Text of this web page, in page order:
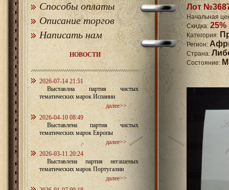
Способы оплаты
Описание торгов
Написать нам
НОВОСТИ
2026-07-14 21:51
Выставлна партия чистых
тематических марок Испании
далее>>
2026-04-10 08:49
Выставлена партия чистых
тематических марок Европы
далее>>
2026-03-11 20:24
Выставлена партия негашеных
тематических марок Португалии
далее>>
Лот
Начальная
Скидка: 25%
Категория:
Регион:
Страна:
Состояние: